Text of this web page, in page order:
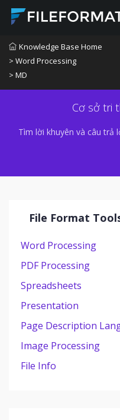
Knowledge Base Home
> Word Processing
> MD
Cơ sở tri
Tìm lời khuyên và câu trả
File Format
Word Processing
PDF Processing
Spreadsheets
Presentation
Page Description
Image Processing
File Info